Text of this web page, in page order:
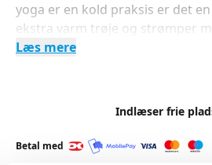
yoga er en kold praksis er det
ekstra varm trøje og strømper
Læs mere
Indlæser frie
Betal med